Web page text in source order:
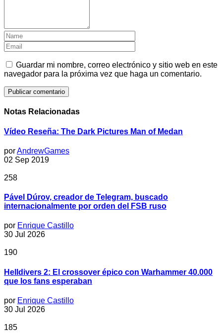
Guardar mi nombre, correo electrónico y sitio web en este
navegador para la próxima vez que haga un comentario.
Notas Relacionadas
Vídeo Reseña: The Dark Pictures Man of Medan
porAndrewGames
02 Sep 2019
258
Pável Dúrov, creador de Telegram, buscado
internacionalmente por orden del FSB ruso
por Enrique Castillo
30 Jul 2026
190
Helldivers 2: El crossover épico con Warhammer 40.000
que los fans esperaban
por Enrique Castillo
30 Jul 2026
185